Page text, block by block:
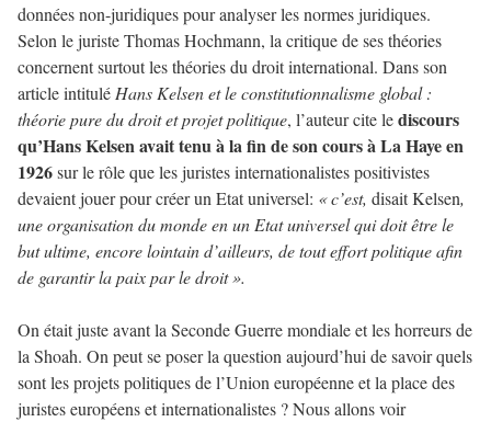
données non-juridiques pour analyser les normes juridiques.
Selon le juriste Thomas Hochmann, la critique de ses théories
concernent surtout les théories du droit international. Dans son
article intitulé Hans Kelsen et le constitutionnalisme global :
théorie pure du droit et projet politique, l’auteur cite lediscours
qu’Hans Kelsen avait tenu à la fin de son cours à La Haye en
1926sur le rôle que les juristes internationalistes positivistes
devaient jouer pour créer un Etat universel: « c’est, disait Kelsen,
une organisation du monde en un Etat universel qui doit être le
but ultime, encore lointain d’ailleurs, de tout effort politique afin
de garantir la paix par le droit ».
On était juste avant la Seconde Guerre mondiale et les horreurs de
la Shoah. On peut se poser la question aujourd’hui de savoir quels
sont les projets politiques de l’Union européenne et la place des
juristes européens et internationalistes ? Nous allons voir